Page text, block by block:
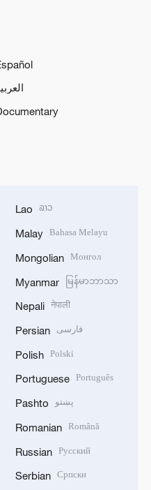
Lao ລາວ
Malay Bahasa Melayu
Mongolian Монгол
Myanmar မြန်မာဘာသာ
Nepali नेपाली
Persian فارسی
Polish Polski
Portuguese Português
Pashto پښتو
Romanian Română
Russian Русский
Serbian Српски